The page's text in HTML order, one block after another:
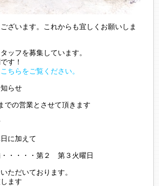
ざいます。これからも宜しくお願いしま
ッフを募集しています。
す！
ちらをご覧ください。
らせ
での営業とさせて頂きます
に加えて
・・・・第２ 第３火曜日
ただいております。
ます